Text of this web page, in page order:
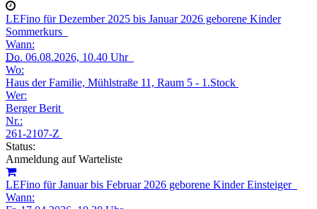
LEFino für Dezember 2025 bis Januar 2026 geborene Kinder
Sommerkurs
Wann:
Do. 06.08.2026, 10.40 Uhr
Wo:
Haus der Familie, Mühlstraße 11, Raum 5 - 1.Stock
Wer:
Berger Berit
Nr.:
261-2107-Z
Status:
Anmeldung auf Warteliste
LEFino für Januar bis Februar 2026 geborene Kinder Einsteiger
Wann: